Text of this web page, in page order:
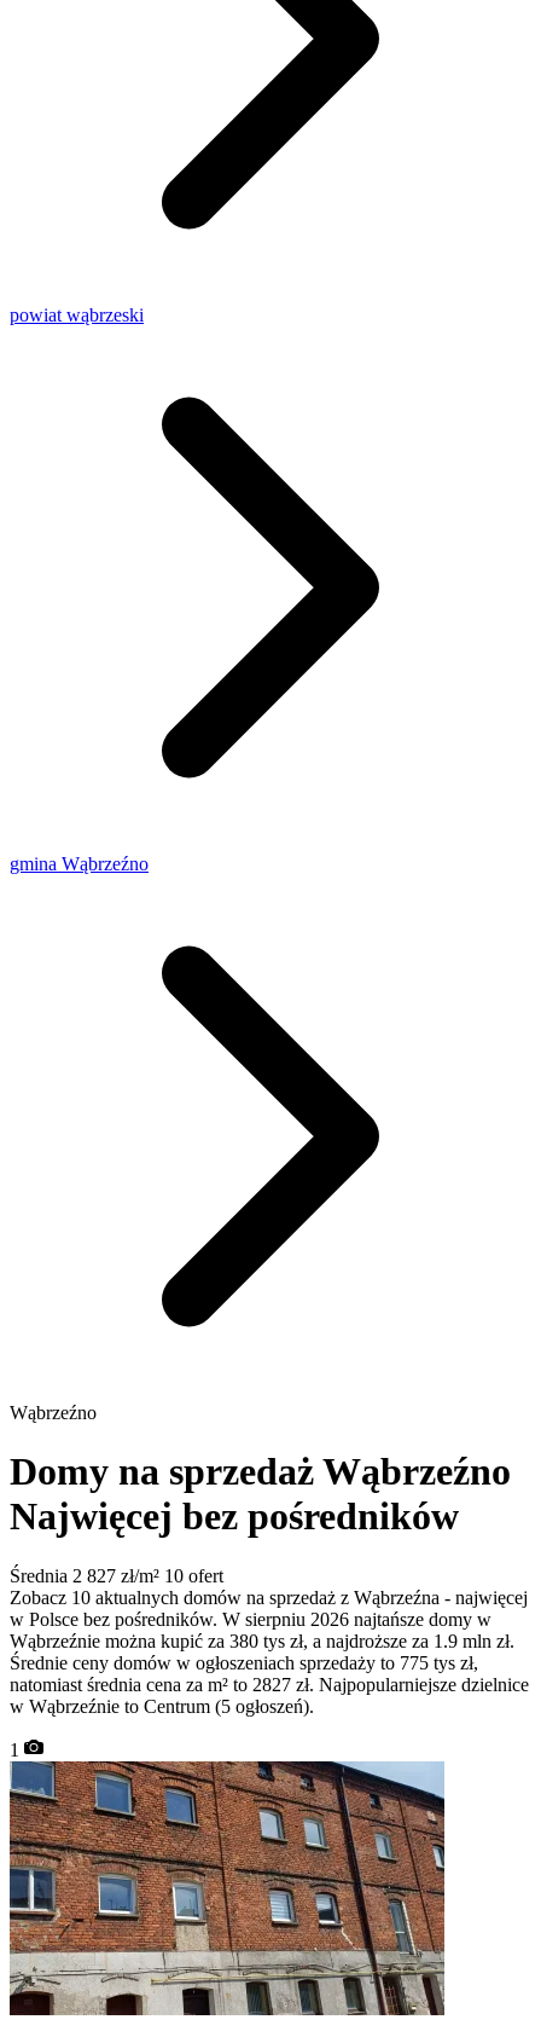
powiat wąbrzeski
gmina Wąbrzeźno
Wąbrzeźno
Domy na sprzedaż Wąbrzeźno
Najwięcej bez pośredników
Średnia 2 827 zł/m² 10 ofert
Zobacz 10 aktualnych domów na sprzedaż z Wąbrzeźna - najwięcej
w Polsce bez pośredników. W sierpniu 2026 najtańsze domy w
Wąbrzeźnie można kupić za 380 tys zł, a najdroższe za 1.9 mln zł.
Średnie ceny domów w ogłoszeniach sprzedaży to 775 tys zł,
natomiast średnia cena za m² to 2827 zł. Najpopularniejsze dzielnice
w Wąbrzeźnie to Centrum (5 ogłoszeń).
1